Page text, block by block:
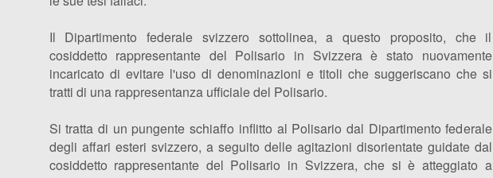
Il Dipartimento federale svizzero sottolinea, a questo proposito, che il
cosiddetto rappresentante del Polisario in Svizzera è stato nuovamente
incaricato di evitare l'uso di denominazioni e titoli che suggeriscano che si
tratti di una rappresentanza ufficiale del Polisario.
Si tratta di un pungente schiaffo inflitto al Polisario dal Dipartimento federale
degli affari esteri svizzero, a seguito delle agitazioni disorientate guidate dal
cosiddetto rappresentante del Polisario in Svizzera, che si è atteggiato a